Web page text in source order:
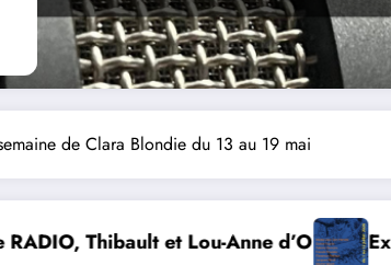
de Clara Blondie du 13 au 19 mai
Expo Forum Lotois Art Contemporain